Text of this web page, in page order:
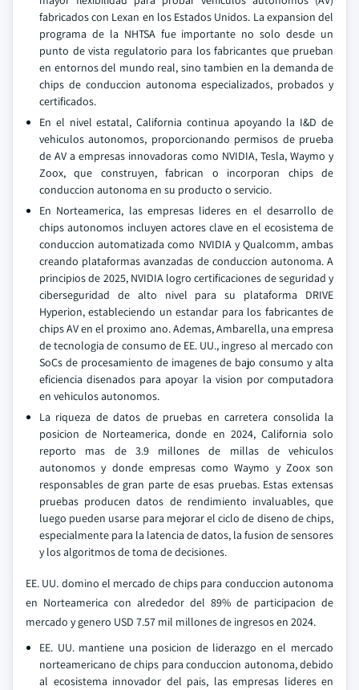
fabricados con Lexan en los Estados Unidos. La expansion del
programa de la NHTSA fue importante no solo desde un
punto de vista regulatorio para los fabricantes que prueban
en entornos del mundo real, sino tambien en la demanda de
chips de conduccion autonoma especializados, probados y
certificados.
En el nivel estatal, California continua apoyando la I&D de
vehiculos autonomos, proporcionando permisos de prueba
de AV a empresas innovadoras como NVIDIA, Tesla, Waymo y
Zoox, que construyen, fabrican o incorporan chips de
conduccion autonoma en su producto o servicio.
En Norteamerica, las empresas lideres en el desarrollo de
chips autonomos incluyen actores clave en el ecosistema de
conduccion automatizada como NVIDIA y Qualcomm, ambas
creando plataformas avanzadas de conduccion autonoma. A
principios de 2025, NVIDIA logro certificaciones de seguridad y
ciberseguridad de alto nivel para su plataforma DRIVE
Hyperion, estableciendo un estandar para los fabricantes de
chips AV en el proximo ano. Ademas, Ambarella, una empresa
de tecnologia de consumo de EE. UU., ingreso al mercado con
SoCs de procesamiento de imagenes de bajo consumo y alta
eficiencia disenados para apoyar la vision por computadora
en vehiculos autonomos.
La riqueza de datos de pruebas en carretera consolida la
posicion de Norteamerica, donde en 2024, California solo
reporto mas de 3.9 millones de millas de vehiculos
autonomos y donde empresas como Waymo y Zoox son
responsables de gran parte de esas pruebas. Estas extensas
pruebas producen datos de rendimiento invaluables, que
luego pueden usarse para mejorar el ciclo de diseno de chips,
especialmente para la latencia de datos, la fusion de sensores
y los algoritmos de toma de decisiones.
EE. UU. domino el mercado de chips para conduccion autonoma
en Norteamerica con alrededor del 89% de participacion de
mercado y genero USD 7.57 mil millones de ingresos en 2024.
EE. UU. mantiene una posicion de liderazgo en el mercado
norteamericano de chips para conduccion autonoma, debido
al ecosistema innovador del pais, las empresas lideres en